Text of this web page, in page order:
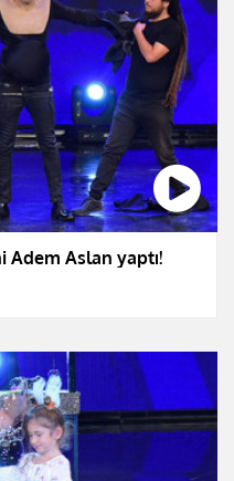
Adem Aslan yaptı!